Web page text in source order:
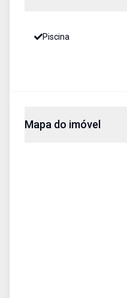
Piscina
Mapa do imóvel